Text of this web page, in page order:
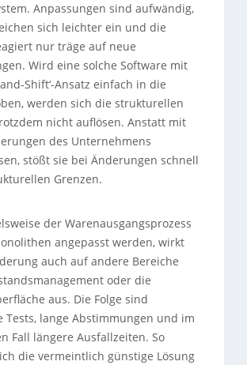
Anpassungen sind aufwändig,
sich leichter ein und die
nur träge auf neue
Wird eine solche Software mit
Shift‘-Ansatz einfach in die
werden sich die strukturellen
nicht auflösen. Anstatt mit
des Unternehmens
stößt sie bei Änderungen schnell
Grenzen.
der Warenausgangsprozess
angepasst werden, wirkt
auch auf andere Bereiche
oder die
aus. Die Folge sind
Tests, lange Abstimmungen und im
Fall längere Ausfallzeiten. So
die vermeintlich günstige Lösung